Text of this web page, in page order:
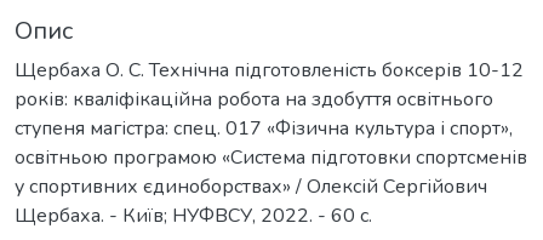
Опис
Щербаха О. С. Технічна підготовленість боксерів 10-12
років: кваліфікаційна робота на здобуття освітнього
ступеня магістра: спец. 017 «Фізична культура і спорт»,
освітньою програмою «Система підготовки спортсменів
у спортивних єдиноборствах» / Олексій Сергійович
Щербаха. - Київ; НУФВСУ, 2022. - 60 с.